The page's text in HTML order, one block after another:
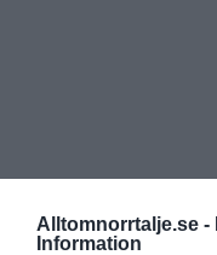
Alltomnorrtalje.se -
Information